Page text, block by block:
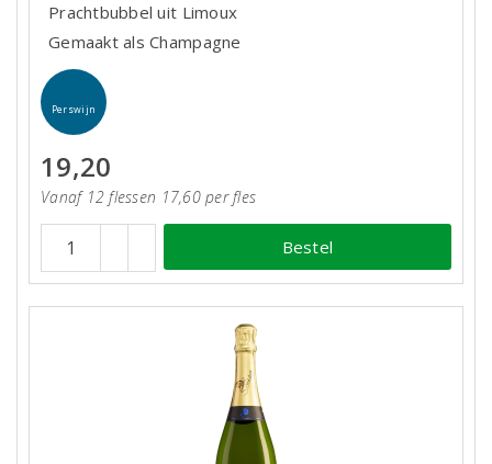
Prachtbubbel uit Limoux
Gemaakt als Champagne
Perswijn
19,20
Vanaf 12 flessen 17,60 per fles
Bestel